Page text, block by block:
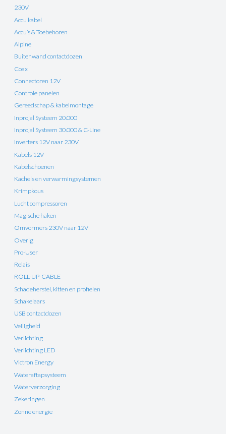
230V
Accu kabel
Accu’s & Toebehoren
Alpine
Buitenwand contactdozen
Coax
Connectoren 12V
Controle panelen
Gereedschap & kabelmontage
Inprojal Systeem 20.000
Inprojal Systeem 30.000 & C-Line
Inverters 12V naar 230V
Kabels 12V
Kabelschoenen
Kachels en verwarmingsystemen
Krimpkous
Lucht compressoren
Magische haken
Omvormers 230V naar 12V
Overig
Pro-User
Relais
ROLL-UP-CABLE
Schadeherstel, kitten en profielen
Schakelaars
USB contactdozen
Veiligheid
Verlichting
Verlichting LED
Victron Energy
Wateraftapsysteem
Waterverzorging
Zekeringen
Zonne energie